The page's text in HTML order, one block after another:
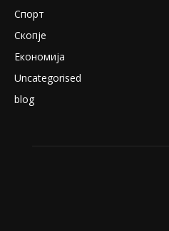
Спорт
Скопје
Економија
Uncategorised
blog